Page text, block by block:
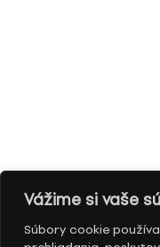
Vážime si vaše
Súbory cookie